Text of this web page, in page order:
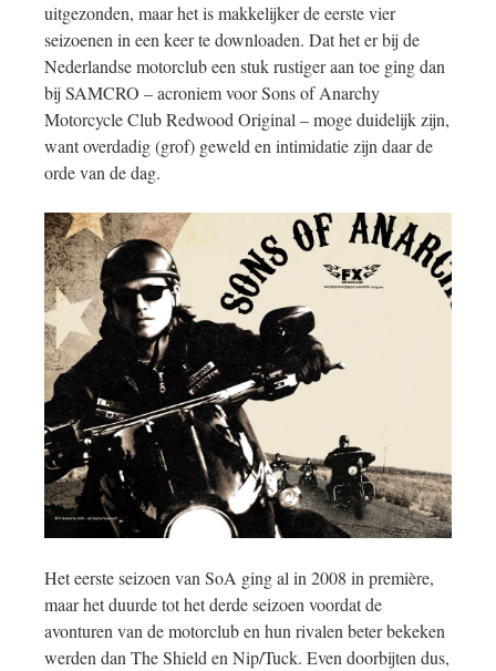
uitgezonden, maar het is makkelijker de eerste vier
seizoenen in een keer te downloaden. Dat het er bij de
Nederlandse motorclub een stuk rustiger aan toe ging dan
bij SAMCRO – acroniem voor Sons of Anarchy
Motorcycle Club Redwood Original – moge duidelijk zijn,
want overdadig (grof) geweld en intimidatie zijn daar de
orde van de dag.
Het eerste seizoen van SoA ging al in 2008 in première,
maar het duurde tot het derde seizoen voordat de
avonturen van de motorclub en hun rivalen beter bekeken
werden dan The Shield en Nip/Tuck. Even doorbijten dus,